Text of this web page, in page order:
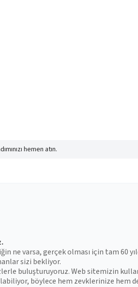
hemen atın.
ne varsa, gerçek olması için tam 60
sizi bekliyor.
buluşturuyoruz. Web sitemizin
böylece hem zevklerinize hem